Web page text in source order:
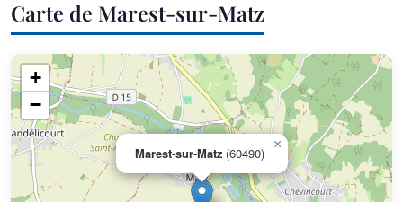
Carte de Marest-sur-Matz
Marest-sur-Matz (60490)
×
+
−